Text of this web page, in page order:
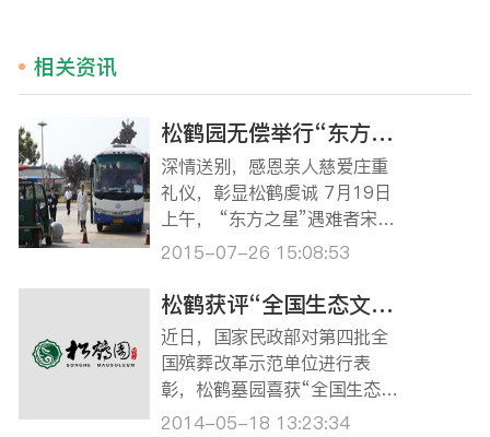
相关资讯
松鹤园无偿举行“东方之星”遇难者送别
深情送别，感恩亲人慈爱庄重
礼仪，彰显松鹤虔诚 7月19日
上午， “东方之星”遇难者宋家
妹女士告别会在松鹤业务楼中
重，这是松鹤园为“入住此
地”的首位“东方之星”逝者举行
的告别会。 上午8点20分，载
有宋家妹女士骨灰的灵车驶入
松鹤墓…
2015-07-26 15:08:53
松鹤获评“全国生态文明示范陵园”
近日，国家民政部对第四批全
国殡葬改革示范单位进行表
彰，松鹤墓园喜获“全国生态文
明示范墓园”殊荣，总经理林根
2014-05-18 13:23:34